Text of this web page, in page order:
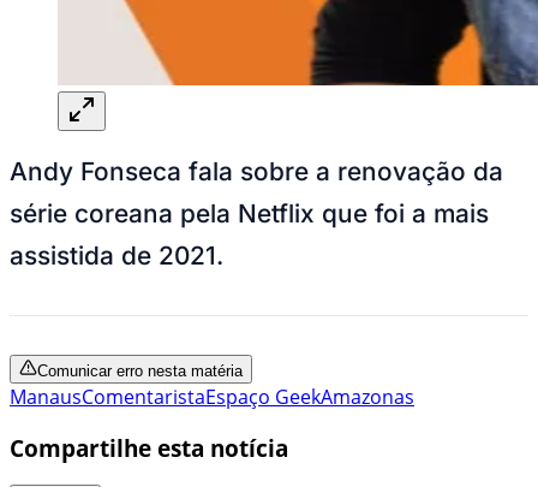
Andy Fonseca fala sobre a renovação da
série coreana pela Netflix que foi a mais
assistida de 2021.
Comunicar erro nesta matéria
ManausComentaristaEspaço GeekAmazonas
Compartilhe esta notícia